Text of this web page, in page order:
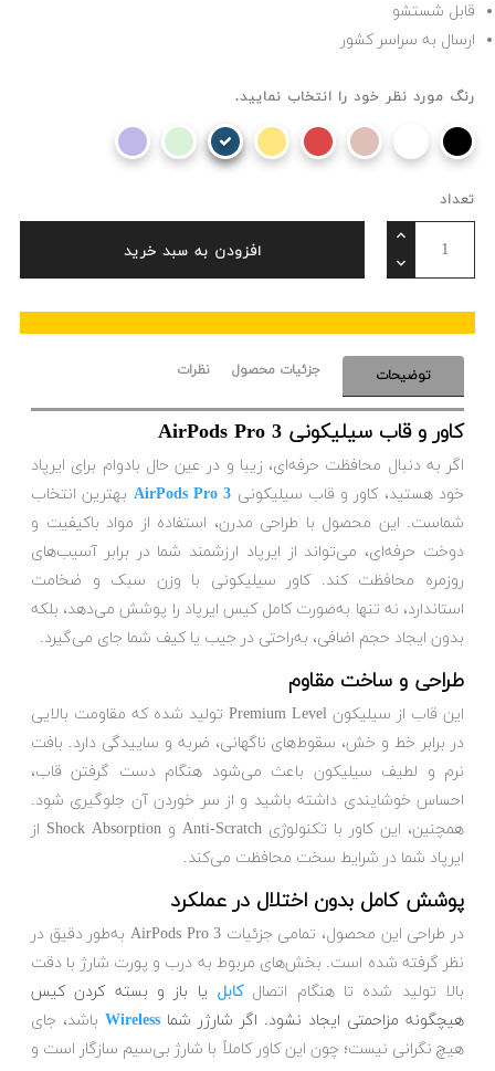
قابل شستشو
ارسال به سراسر کشور
رنگ مورد نظر خود را انتخاب نمایید.
تعداد
افزودن به سبد خرید
توضیحات جزئیات محصول نظرات
کاور و قاب سیلیکونی AirPods Pro 3
اگر به دنبال محافظت حرفه‌ای، زیبا و در عین حال بادوام برای ایرپاد
خود هستید، کاور و قاب سیلیکونی AirPods Pro 3 بهترین انتخاب
شماست. این محصول با طراحی مدرن، استفاده از مواد باکیفیت و
دوخت حرفه‌ای، می‌تواند از ایرپاد ارزشمند شما در برابر آسیب‌های
روزمره محافظت کند. کاور سیلیکونی با وزن سبک و ضخامت
استاندارد، نه تنها به‌صورت کامل کیس ایرپاد را پوشش می‌دهد، بلکه
بدون ایجاد حجم اضافی، به‌راحتی در جیب یا کیف شما جای می‌گیرد.
طراحی و ساخت مقاوم
این قاب از سیلیکون Premium Level تولید شده که مقاومت بالایی
در برابر خط و خش، سقوط‌های ناگهانی، ضربه و ساییدگی دارد. بافت
نرم و لطیف سیلیکون باعث می‌شود هنگام دست گرفتن قاب،
احساس خوشایندی داشته باشید و از سر خوردن آن جلوگیری ‌شود.
همچنین، این کاور با تکنولوژی Anti-Scratch و Shock Absorption از
ایرپاد شما در شرایط سخت محافظت می‌کند.
پوشش کامل بدون اختلال در عملکرد
در طراحی این محصول، تمامی جزئیات AirPods Pro 3 به‌طور دقیق در
نظر گرفته شده است. بخش‌های مربوط به درب و پورت شارژ با دقت
بالا تولید شده تا هنگام اتصالکابل یا باز و بسته کردن کیس
هیچگونه مزاحمتی ایجاد نشود. اگر شارژر شما Wireless باشد، جای
هیچ نگرانی نیست؛ چون این کاور کاملاً با شارژ بی‌سیم سازگار است و